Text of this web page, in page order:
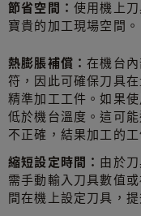
節省空間： 使用機上
寶貴的加工現場空間。
熱膨脹補償：在機台
符，因此可確保刀具
精準加工工件。如果
低於機台溫度。這可
不正確，結果加工的工
縮短設定時間： 由於
需手動輸入刀具數值
間在機上設定刀具，